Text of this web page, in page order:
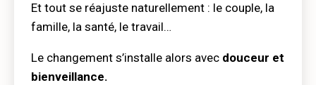
Et tout se réajuste naturellement : le couple, la
famille, la santé, le travail…
Le changement s’installe alors avec douceur et
bienveillance.